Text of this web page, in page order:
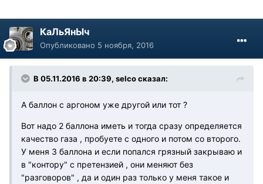
КаЛьЯнЫч
Опубликовано 5 ноября, 2016
В 05.11.2016 в 20:39, selco сказал:
А баллон с аргоном уже другой или тот ?
Вот надо 2 баллона иметь и тогда сразу определяется
качество газа , пробуете с одного и потом со второго.
У меня 3 баллона и если попался грязный закрываю и
в "контору" с претензией , они меняют без
"разговоров" , да и один раз только у меня такое и